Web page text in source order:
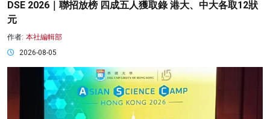
DSE 2026｜聯招放榜 四成五人獲取錄 港大、中大各取12狀
元
作者: 本社編輯部
2026-08-05